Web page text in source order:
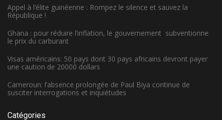
Appel à l’élite guinéenne : Rompez le silence et sauvez la
République !
Ghana : pour réduire l’inflation, le gouvernement subventionne
le prix du carburant
Visas américains: 50 pays dont 30 pays africains devront payer
une caution de 20000 dollars
Cameroun: l’absence prolongée de Paul Biya continue de
susciter interrogations et inquiétudes
Catégories